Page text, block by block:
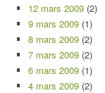
12 mars 2009 (2)
9 mars 2009 (1)
8 mars 2009 (2)
7 mars 2009 (2)
6 mars 2009 (1)
4 mars 2009 (2)